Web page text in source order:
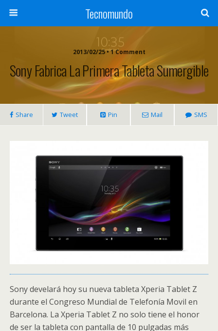
Tecnomundo
2013/02/25 • 1 Comment
Sony Fabrica La Primera Tableta Sumergible
Share Tweet Pin Mail SMS
Sony develará hoy su nueva tableta Xperia Tablet Z
durante el Congreso Mundial de Telefonía Movil en
Barcelona. La Xperia Tablet Z no solo tiene el honor
de ser la tableta con pantalla de 10 pulgadas más